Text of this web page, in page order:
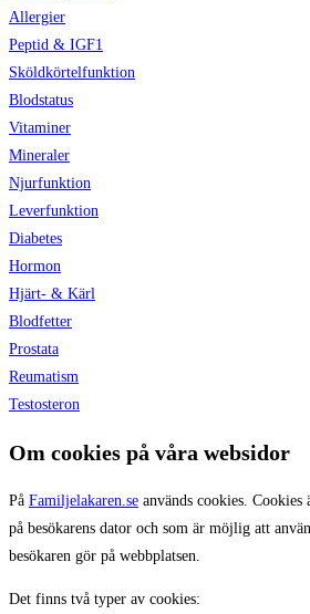
Allergier
Peptid & IGF1
Sköldkörtelfunktion
Blodstatus
Vitaminer
Mineraler
Njurfunktion
Leverfunktion
Diabetes
Hormon
Hjärt- & Kärl
Blodfetter
Prostata
Reumatism
Testosteron
Om cookies på våra websidor
På Familjelakaren.se används cookies.
på besökarens dator och som är möjlig att
besökaren gör på webbplatsen.
Det finns två typer av cookies: